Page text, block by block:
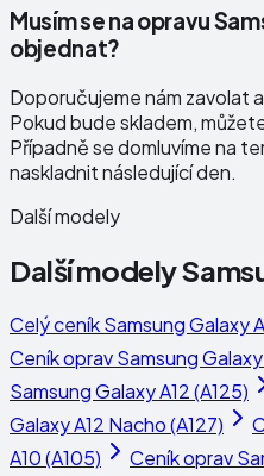
Musím se na opravu
objednat?
Doporučujeme nám zavolat
Pokud bude skladem,
Případně se domluvíme na
naskladnit následující den.
Další modely
Další modely
Celý ceníkSamsung Galaxy A
Ceník opravSamsung Galaxy
Samsung Galaxy A12 (A125)
Galaxy A12 Nacho (A127)
A10 (A105)
Ceník oprav